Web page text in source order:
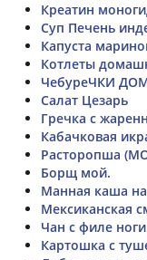
Креатин
Суп Печень
Капуста
Котлеты
ЧебуреЧКИ
Салат Цезарь
Гречка с
Кабачковая
Расторопша
Борщ мой.
Манная каша
Мексиканская
Чан с филе
Картошка с